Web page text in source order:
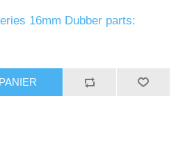
16mm Dubber parts: